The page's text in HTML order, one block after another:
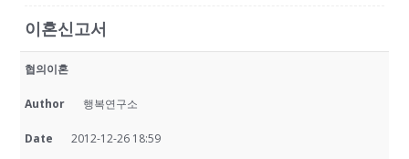
이혼신고서
협의이혼
Author 행복연구소
Date 2012-12-26 18:59